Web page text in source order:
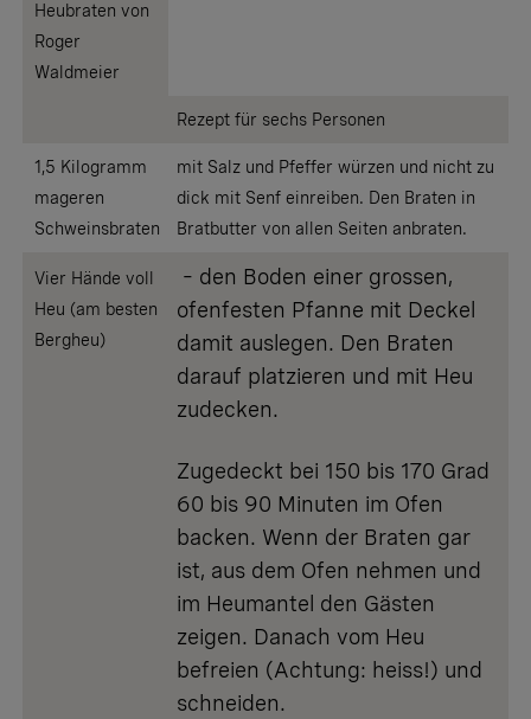
Heubraten von
Roger
Waldmeier
Rezept für sechs Personen
1,5 Kilogramm
mageren
Schweinsbraten
mit Salz und Pfeffer würzen und nicht zu
dick mit Senf einreiben. Den Braten in
Bratbutter von allen Seiten anbraten.
Vier Hände voll
Heu (am besten
Bergheu)
– den Boden einer grossen,
ofenfesten Pfanne mit Deckel
damit auslegen. Den Braten
darauf platzieren und mit Heu
zudecken.
Zugedeckt bei 150 bis 170 Grad
60 bis 90 Minuten im Ofen
backen. Wenn der Braten gar
ist, aus dem Ofen nehmen und
im Heumantel den Gästen
zeigen. Danach vom Heu
befreien (Achtung: heiss!) und
schneiden.